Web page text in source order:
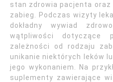
stan zdrowia pacjenta oraz
zabieg. Podczas wizyty
dokładny wywiad
wątpliwości dotyczące
zależności od rodzaju
unikanie niektórych leków
jego wykonaniem. Na
suplementy zawierające